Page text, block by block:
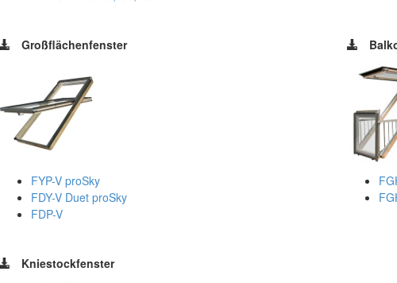
Großflächenfenster
FYP-V proSky
FDY-V Duet proSky
FDP-V
Kniestockfenster